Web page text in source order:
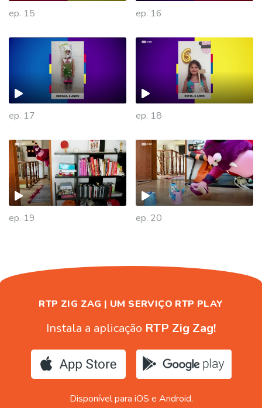
ep. 15 ep. 16
ep. 17 ep. 18
ep. 19 ep. 20
477829
RTP ZIG ZAG | UM SERVIÇO RTP PLAY
Instala a aplicação RTP Zig Zag!
Disponível para iOS e Android.